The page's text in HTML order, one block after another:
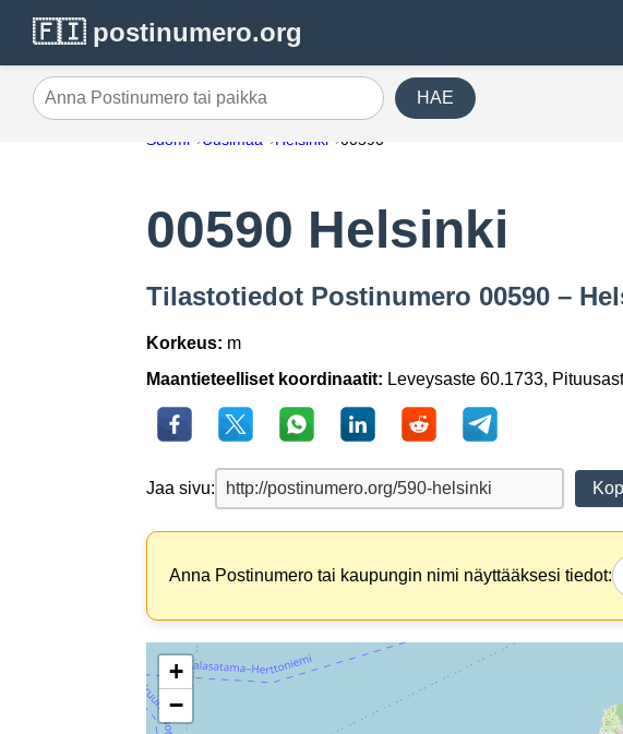
🇫🇮 postinumero.org
Anna Postinumero tai paikka HAE
Suomi Uusimaa Helsinki 00590
00590 Helsinki
Tilastotiedot Postinumero 00590 –
Korkeus: m
Maantieteelliset koordinaatit: Leveysaste 60.1733,
Jaa sivu:
Anna Postinumero tai kaupungin nimi näyttääksesi tiedot:
+
−